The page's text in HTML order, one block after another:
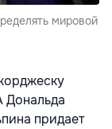
мировой
Дональда
придает